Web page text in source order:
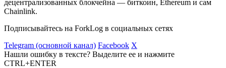
децентрализованных блокчейна — биткоин, Ethereum и сам
Chainlink.
Подписывайтесь на ForkLog в социальных сетях
Telegram (основной канал) Facebook X
Нашли ошибку в тексте? Выделите ее и нажмите
CTRL+ENTER